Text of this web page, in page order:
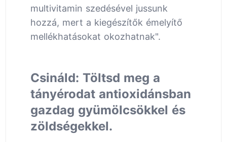
multivitamin szedésével jussunk
hozzá, mert a kiegészítők émelyítő
mellékhatásokat okozhatnak".
Csináld: Töltsd meg a
tányérodat antioxidánsban
gazdag gyümölcsökkel és
zöldségekkel.